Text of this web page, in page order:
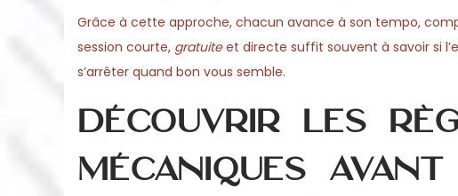
n
0
2
6
Grâce à cette approche, chacun avance à son tempo,
session courte, gratuiteet directe suffit souvent à savoir si
s’arrêter quand bon vous semble.
Découvrir les
mécaniques